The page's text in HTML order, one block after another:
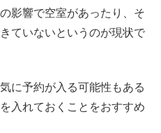
影響で空室があったり、そ
ていないというのが現状で
に予約が入る可能性もある
入れておくことをおすすめ